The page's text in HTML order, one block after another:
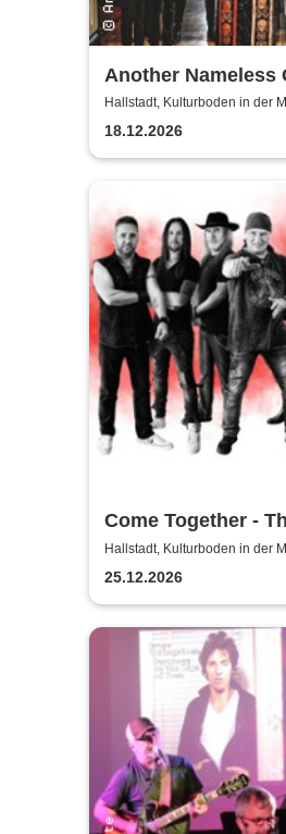
Another Nameless
Hallstadt, Kulturboden in der
18.12.2026
Come Together -
Rock Tribute
Hallstadt, Kulturboden in der
25.12.2026